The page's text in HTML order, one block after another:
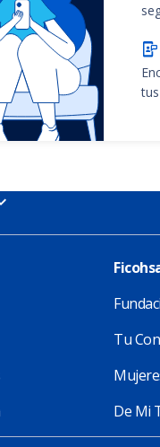
Tu
De Mi